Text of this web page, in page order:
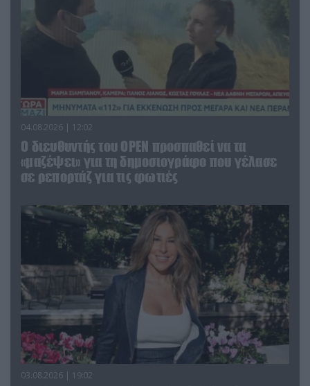
04.08.2026 | 12:02
O διευθυντής του OPEN προσπαθεί να τα
«μαζέψει» για τη δημοσιογράφο που γέλασε
σε ρεπορτάζ για τις φωτιές
03.08.2026 | 19:02